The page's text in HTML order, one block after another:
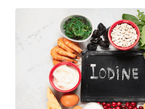
entre eles, a ferramenta Sarc-Global, […]